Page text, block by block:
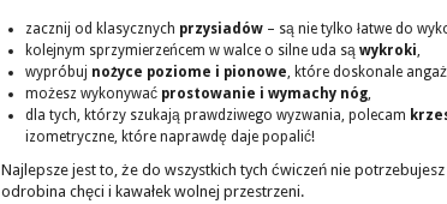
zacznij od klasycznych przysiadów – są nie tylko łatwe do
kolejnym sprzymierzeńcem w walce o silne uda są wykroki,
wypróbuj nożyce poziome i pionowe, które doskonale
możesz wykonywać prostowanie i wymachy nóg,
dla tych, którzy szukają prawdziwego wyzwania, polecam
izometryczne, które naprawdę daje popalić!
Najlepsze jest to, że do wszystkich tych ćwiczeń nie
odrobina chęci i kawałek wolnej przestrzeni.